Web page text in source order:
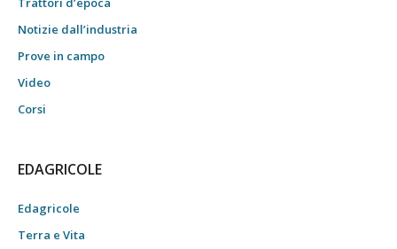
Notizie dall’industria
Prove in campo
Video
Corsi
EDAGRICOLE
Edagricole
Terra e Vita